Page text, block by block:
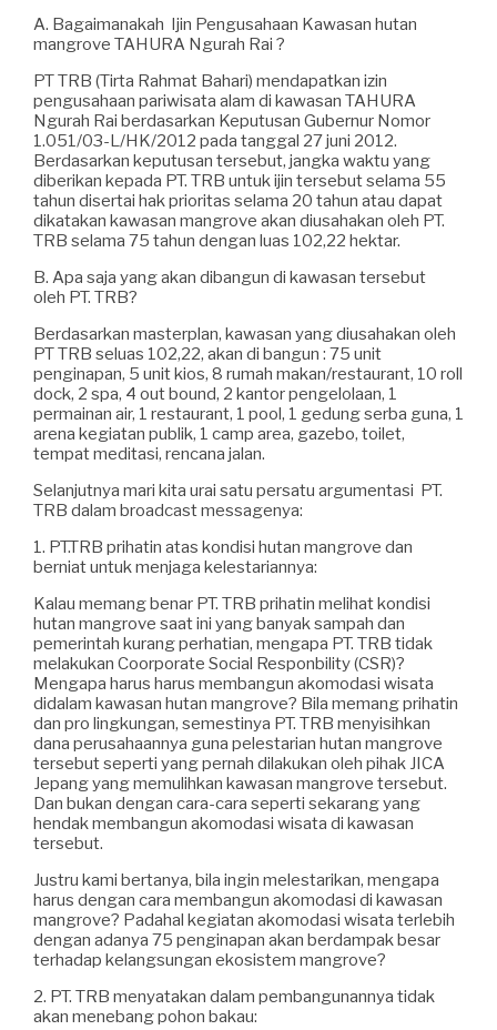
A. Bagaimanakah Ijin Pengusahaan Kawasan hutan
mangrove TAHURA Ngurah Rai ?
PT TRB (Tirta Rahmat Bahari) mendapatkan izin
pengusahaan pariwisata alam di kawasan TAHURA
Ngurah Rai berdasarkan Keputusan Gubernur Nomor
1.051/03-L/HK/2012 pada tanggal 27 juni 2012.
Berdasarkan keputusan tersebut, jangka waktu yang
diberikan kepada PT. TRB untuk ijin tersebut selama 55
tahun disertai hak prioritas selama 20 tahun atau dapat
dikatakan kawasan mangrove akan diusahakan oleh PT.
TRB selama 75 tahun dengan luas 102,22 hektar.
B. Apa saja yang akan dibangun di kawasan tersebut
oleh PT. TRB?
Berdasarkan masterplan, kawasan yang diusahakan oleh
PT TRB seluas 102,22, akan di bangun : 75 unit
penginapan, 5 unit kios, 8 rumah makan/restaurant, 10 roll
dock, 2 spa, 4 out bound, 2 kantor pengelolaan, 1
permainan air, 1 restaurant, 1 pool, 1 gedung serba guna, 1
arena kegiatan publik, 1 camp area, gazebo, toilet,
tempat meditasi, rencana jalan.
Selanjutnya mari kita urai satu persatu argumentasi PT.
TRB dalam broadcast messagenya:
1. PT.TRB prihatin atas kondisi hutan mangrove dan
berniat untuk menjaga kelestariannya:
Kalau memang benar PT. TRB prihatin melihat kondisi
hutan mangrove saat ini yang banyak sampah dan
pemerintah kurang perhatian, mengapa PT. TRB tidak
melakukan Coorporate Social Responbility (CSR)?
Mengapa harus harus membangun akomodasi wisata
didalam kawasan hutan mangrove? Bila memang prihatin
dan pro lingkungan, semestinya PT. TRB menyisihkan
dana perusahaannya guna pelestarian hutan mangrove
tersebut seperti yang pernah dilakukan oleh pihak JICA
Jepang yang memulihkan kawasan mangrove tersebut.
Dan bukan dengan cara-cara seperti sekarang yang
hendak membangun akomodasi wisata di kawasan
tersebut.
Justru kami bertanya, bila ingin melestarikan, mengapa
harus dengan cara membangun akomodasi di kawasan
mangrove? Padahal kegiatan akomodasi wisata terlebih
dengan adanya 75 penginapan akan berdampak besar
terhadap kelangsungan ekosistem mangrove?
2. PT. TRB menyatakan dalam pembangunannya tidak
akan menebang pohon bakau: